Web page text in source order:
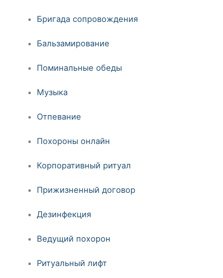
Бригада сопровождения
Бальзамирование
Поминальные обеды
Музыка
Отпевание
Похороны онлайн
Корпоративный ритуал
Прижизненный договор
Дезинфекция
Ведущий похорон
Ритуальный лифт